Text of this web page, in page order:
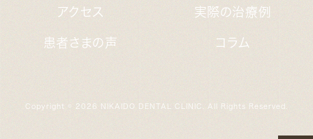
アクセス 実際の治療例
患者さまの声 コラム
Copyright © 2026 NIKAIDO DENTAL CLINIC. All Rights Reserved.